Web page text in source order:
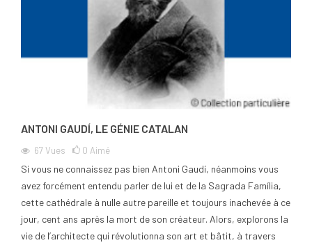
ANTONI GAUDÍ, LE GÉNIE CATALAN
67Vues 0 Aimé
Si vous ne connaissez pas bien Antoni Gaudí, néanmoins vous
avez forcément entendu parler de lui et de la Sagrada Família,
cette cathédrale à nulle autre pareille et toujours inachevée à ce
jour, cent ans après la mort de son créateur. Alors, explorons la
vie de l’architecte qui révolutionna son art et bâtit, à travers